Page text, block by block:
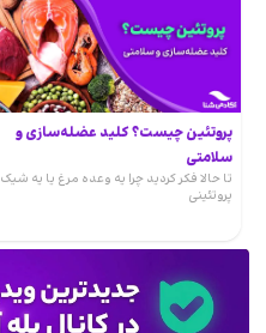
پروتئین چیست؟ کلید عضله‌سازی و
سلامتی
تا حالا فکر کردید چرا یه وعده مرغ یا یه شیک
پروتئینی